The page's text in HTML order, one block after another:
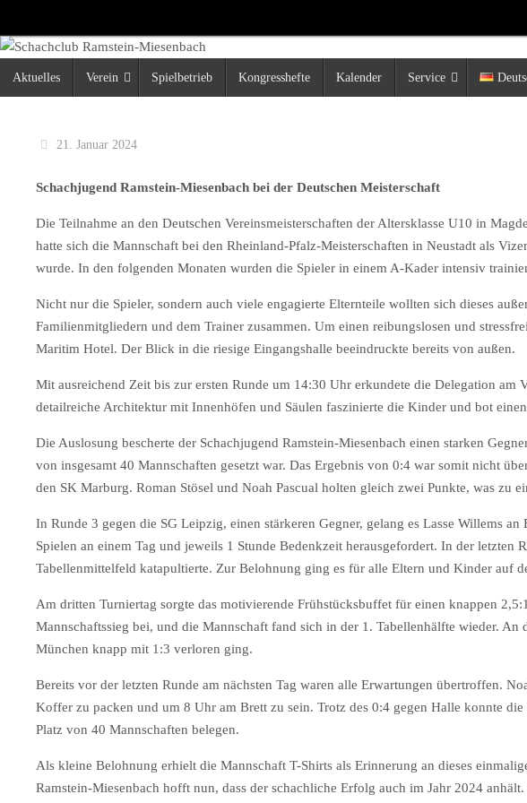
Inhalt
springen
Inhalt
Aktuelles Verein Spielbetrieb Kongresshefte Kalender Service
21. Januar 2024
Schachjugend Ramstein-Miesenbach bei der Deutschen Meisterschaft
Die Teilnahme an den Deutschen Vereinsmeisterschaften der Altersklasse U10 in
hatte sich die Mannschaft bei den Rheinland-Pfalz-Meisterschaften in Neustadt als
wurde. In den folgenden Monaten wurden die Spieler in einem A-Kader intensiv
Nicht nur die Spieler, sondern auch viele engagierte Elternteile wollten sich dieses
Familienmitgliedern und dem Trainer zusammen. Um einen reibungslosen und
Maritim Hotel. Der Blick in die riesige Eingangshalle beeindruckte bereits von außen.
Mit ausreichend Zeit bis zur ersten Runde um 14:30 Uhr erkundete die Delegation
detailreiche Architektur mit Innenhöfen und Säulen faszinierte die Kinder und bot
Die Auslosung bescherte der Schachjugend Ramstein-Miesenbach einen starken
von insgesamt 40 Mannschaften gesetzt war. Das Ergebnis von 0:4 war somit nicht
den SK Marburg. Roman Stösel und Noah Pascual holten gleich zwei Punkte, was zu
In Runde 3 gegen die SG Leipzig, einen stärkeren Gegner, gelang es Lasse Willems
Spielen an einem Tag und jeweils 1 Stunde Bedenkzeit herausgefordert. In der
Tabellenmittelfeld katapultierte. Zur Belohnung ging es für alle Eltern und Kinder auf
Am dritten Turniertag sorgte das motivierende Frühstücksbuffet für einen knappen
Mannschaftssieg bei, und die Mannschaft fand sich in der 1. Tabellenhälfte wieder.
München knapp mit 1:3 verloren ging.
Bereits vor der letzten Runde am nächsten Tag waren alle Erwartungen übertroffen.
Koffer zu packen und um 8 Uhr am Brett zu sein. Trotz des 0:4 gegen Halle konnte
Platz von 40 Mannschaften belegen.
Als kleine Belohnung erhielt die Mannschaft T-Shirts als Erinnerung an dieses
Ramstein-Miesenbach hofft nun, dass der schachliche Erfolg auch im Jahr 2024